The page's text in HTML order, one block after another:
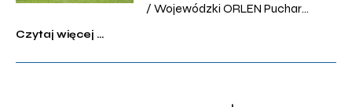
/ Wojewódzki ORLEN Puchar
ŚRODA – 25 WRZEŚNIA U15 –
Czytaj więcej ...